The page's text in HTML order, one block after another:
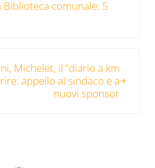
Biblioteca comunale: 5
Michelet, il “diario a km
appello al sindaco e a
nuovi sponsor